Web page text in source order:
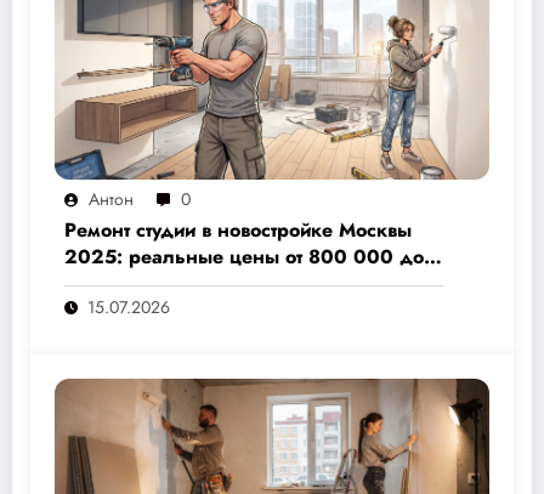
Антон 0
Ремонт студии в новостройке Москвы
2025: реальные цены от 800 000 до 3
000 000 рублей и куда уходят деньги
15.07.2026